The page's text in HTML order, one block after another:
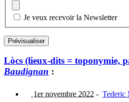
Je veux recevoir la Newsletter
Lòcs (lieux-dits = toponymie,
Baudignan :
1er novembre 2022 - Tederic